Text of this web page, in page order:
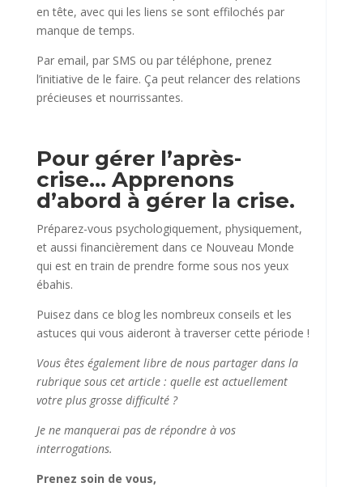
en tête, avec qui les liens se sont effilochés par
manque de temps.
Par email, par SMS ou par téléphone, prenez
l’initiative de le faire. Ça peut relancer des relations
précieuses et nourrissantes.
Pour gérer l’après-
crise… Apprenons
d’abord à gérer la crise.
Préparez-vous psychologiquement, physiquement,
et aussi financièrement dans ce Nouveau Monde
qui est en train de prendre forme sous nos yeux
ébahis.
Puisez dans ce blog les nombreux conseils et les
astuces qui vous aideront à traverser cette période !
Vous êtes également libre de nous partager dans la
rubrique sous cet article : quelle est actuellement
votre plus grosse difficulté ?
Je ne manquerai pas de répondre à vos
interrogations.
Prenez soin de vous,